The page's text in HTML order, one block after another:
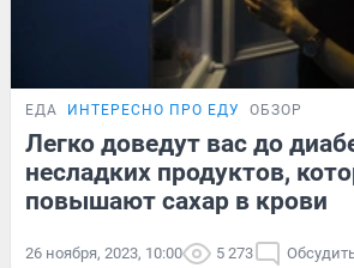
ЕДА ИНТЕРЕСНО ПРО ЕДУ ОБЗОР
Легко доведут вас до
несладких продуктов,
повышают сахар в крови
26 ноября, 2023, 10:00 5 273